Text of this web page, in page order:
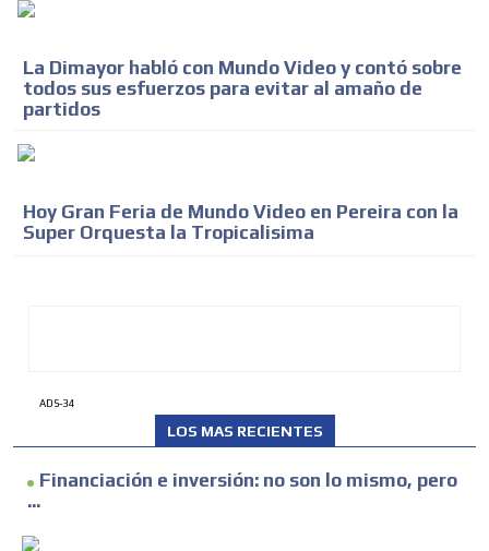
La Dimayor habló con Mundo Video y contó sobre
todos sus esfuerzos para evitar al amaño de
partidos
Hoy Gran Feria de Mundo Video en Pereira con la
Super Orquesta la Tropicalisima
ADS-34
LOS MAS RECIENTES
Financiación e inversión: no son lo mismo, pero
...